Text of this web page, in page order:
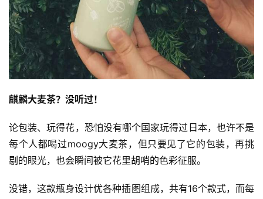
麒麟大麦茶？没听过！
论包装、玩得花，恐怕没有哪个国家玩得过日本，也许不是
每个人都喝过moogy大麦茶，但只要见了它的包装，再挑
剔的眼光，也会瞬间被它花里胡哨的色彩征服。
没错，这款瓶身设计优各种插图组成，共有16个款式，而每